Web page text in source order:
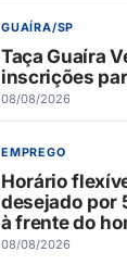
GUAÍRA/SP
Taça Guaíra
inscrições
08/08/2026
EMPREGO
Horário
desejado por
à frente do
08/08/2026